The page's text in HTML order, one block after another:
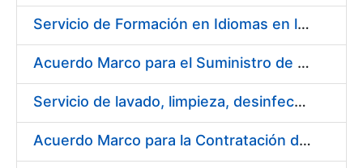
Show/Hide
Servicio de Formación en Idiomas en la Modalidad Presencial
Acuerdo Marco para el Suministro de Droguería y Limpieza para la FNMT-RCM durante el año 2019 en su Sede de Madrid
Servicio de lavado, limpieza, desinfección y descontaminación de la ropa de trabajo del personal de la FNMT-RCM de Madrid
Acuerdo Marco para la Contratación de Fabricación de Piezas